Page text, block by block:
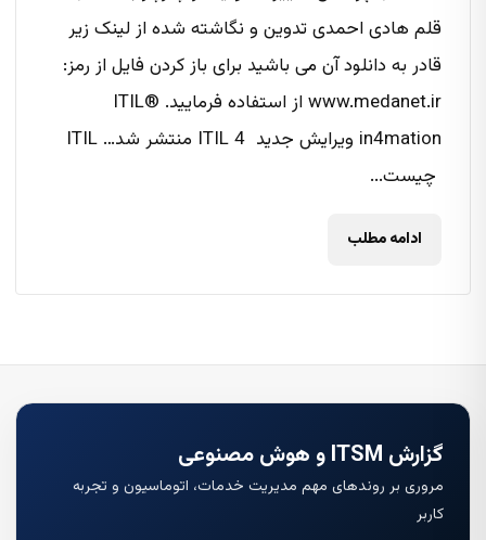
قلم هادی احمدی تدوین و نگاشته شده از لینک زیر
قادر به دانلود آن می باشید برای باز کردن فایل از رمز:
www.medanet.ir از استفاده فرمایید. ITIL®
in4mation ویرایش جدید ITIL 4 منتشر شد… ITIL
چیست...
ادامه مطلب
گزارش ITSM و هوش مصنوعی
مروری بر روندهای مهم مدیریت خدمات، اتوماسیون و تجربه
کاربر